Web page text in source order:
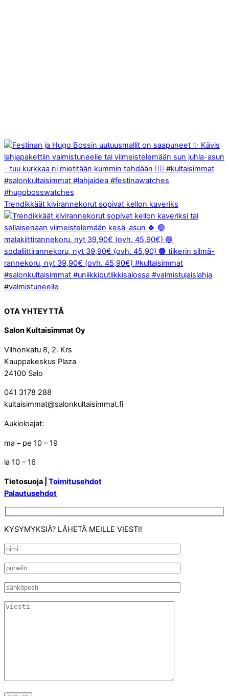
Trendikkäät kivirannekorut sopivat kellon kaveriks
OTA YHTEYTTÄ
Salon Kultaisimmat Oy
Vilhonkatu 8, 2. Krs
Kauppakeskus Plaza
24100 Salo
041 3178 288
kultaisimmat@salonkultaisimmat.fi
Aukioloajat:
ma – pe 10 – 19
la 10 – 16
Tietosuoja | Toimitusehdot
Palautusehdot
KYSYMYKSIÄ? LÄHETÄ MEILLE VIESTI!